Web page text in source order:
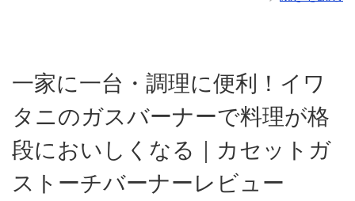
一家に一台・調理に便利！イワ
タニのガスバーナーで料理が格
段においしくなる｜カセットガ
ストーチバーナーレビュー